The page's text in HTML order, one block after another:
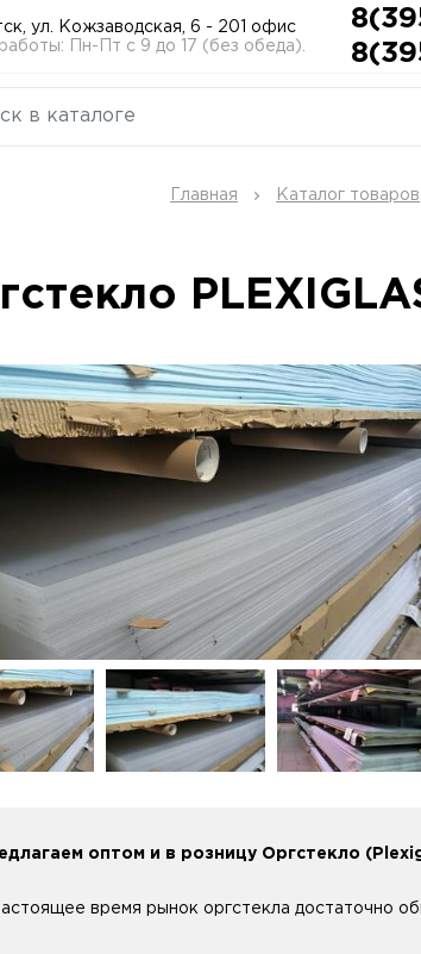
ул. Кожзаводская, 6 - 201 офис
Пн-Пт с 9 до 17 (без обеда).
Главная Каталог товаров
оптом и в розницу Оргстекло
время рынок оргстекла достаточно